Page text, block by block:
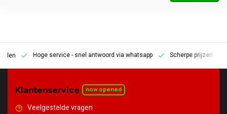
Hoge service- snel antwoord via whatsapp Scherpe prijzen
Klantenservice now opened
Veelgestelde vragen